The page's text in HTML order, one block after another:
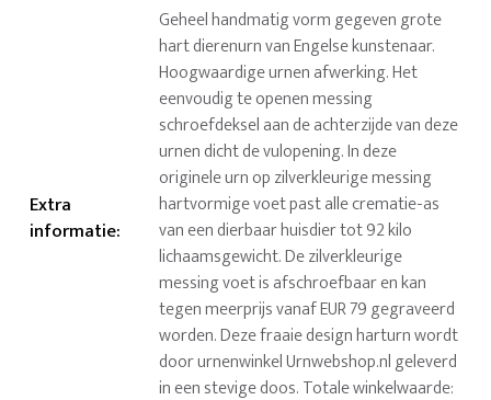
Extra
informatie:
Geheel handmatig vorm gegeven grote
hart dierenurn van Engelse kunstenaar.
Hoogwaardige urnen afwerking. Het
eenvoudig te openen messing
schroefdeksel aan de achterzijde van deze
urnen dicht de vulopening. In deze
originele urn op zilverkleurige messing
hartvormige voet past alle crematie-as
van een dierbaar huisdier tot 92 kilo
lichaamsgewicht. De zilverkleurige
messing voet is afschroefbaar en kan
tegen meerprijs vanaf EUR 79 gegraveerd
worden. Deze fraaie design harturn wordt
door urnenwinkel Urnwebshop.nl geleverd
in een stevige doos. Totale winkelwaarde: